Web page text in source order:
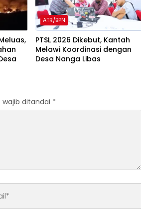
ATR/BPN
PTSL 2026 Dikebut, Kantah
Melawi Koordinasi dengan
Desa Nanga Libas
wajib ditandai *